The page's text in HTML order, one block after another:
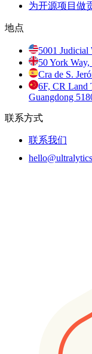
为开源项目做
地点
5001
50 York
Cra de S.
6F, CR Land
Guangdong
联系方式
联系我们